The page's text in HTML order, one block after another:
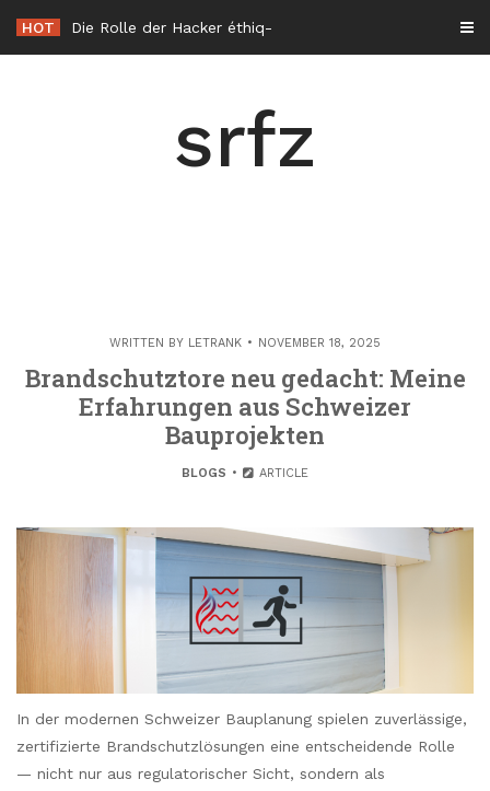
content
HOT
srfz
WRITTEN BY LETRANK NOVEMBER 18, 2025
Brandschutztore neu gedacht: Meine
Erfahrungen aus Schweizer
Bauprojekten
BLOGS ARTICLE
In der modernen Schweizer Bauplanung spielen zuverlässige,
zertifizierte Brandschutzlösungen eine entscheidende Rolle
— nicht nur aus regulatorischer Sicht, sondern als